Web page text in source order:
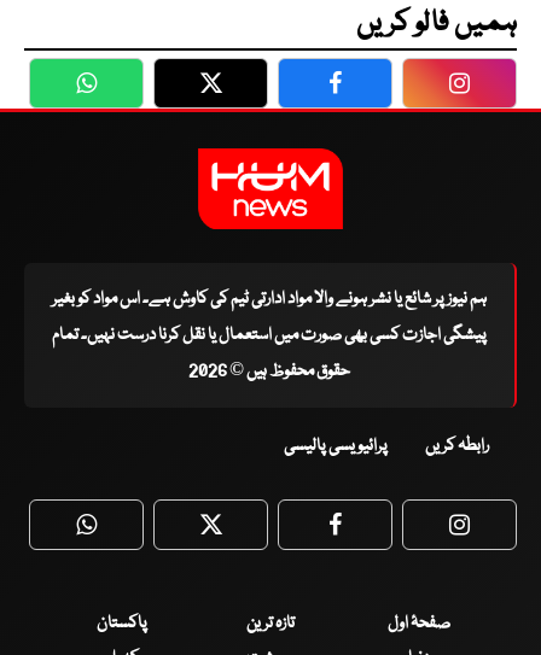
ہمیں فالو کریں
WhatsApp Twitter Facebook
ہم نیوز پر شائع یا نشر ہونے والا مواد ادارتی ٹیم کی کاوش ہے۔ اس مواد کو بغیر
پیشگی اجازت کسی بھی صورت میں استعمال یا نقل کرنا درست نہیں۔ تمام
حقوق محفوظ ہیں © 2026
رابطہ کریں پرائیویسی پالیسی
WhatsApp Twitter Facebook
صفحۂ اول تازہ ترین
پاکستان